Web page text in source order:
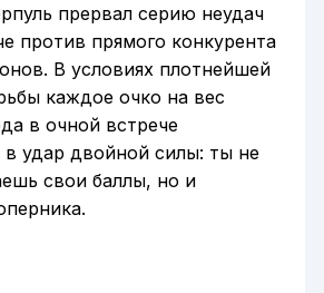
прервал серию неудач
против прямого конкурента
В условиях плотнейшей
каждое очко на вес
в очной встрече
в удар двойной силы: ты не
свои баллы, но и